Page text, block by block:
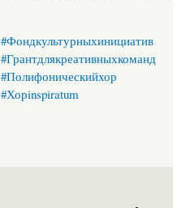
#Фондкультурныхинициатив
#Грантдлякреативныхкоманд
#Полифоническийхор
#Хорinspiratum